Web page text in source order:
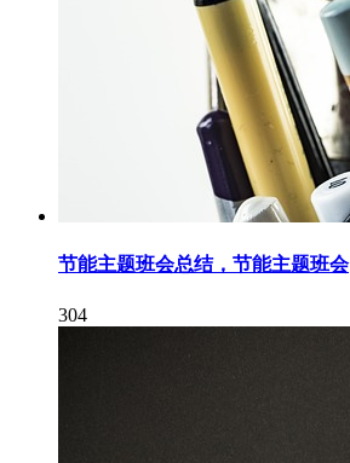
节能主题班会总结，节能主题班会
304